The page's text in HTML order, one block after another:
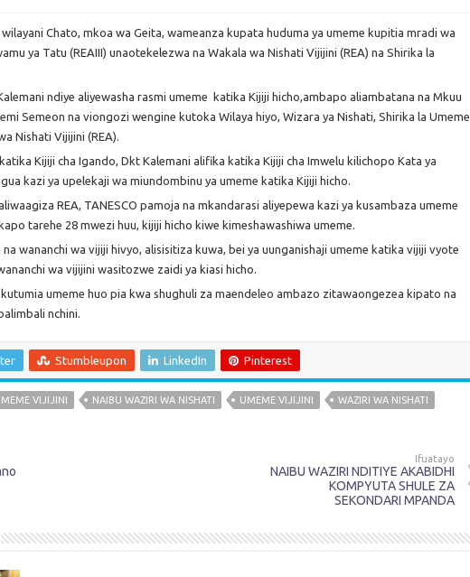
Chato, mkoa wa Geita, wameanza kupata huduma ya umeme kupitia mradi wa
ya Tatu (REAIII) unaotekelezwa na Wakala wa Nishati Vijijini (REA) na Shirika la
ndiye aliyewasha rasmi umeme katika Kijiji hicho,ambapo aliambatana na Mkuu
Semeon na viongozi wengine kutoka Wilaya hiyo, Wizara ya Nishati, Shirika la Umeme
Nishati Vijijini (REA).
Kijiji cha Igando, Dkt Kalemani alifika katika Kijiji cha Imwelu kilichopo Kata ya
kazi ya upelekaji wa miundombinu ya umeme katika Kijiji hicho.
REA, TANESCO pamoja na mkandarasi aliyepewa kazi ya kusambaza umeme
tarehe 28 mwezi huu, kijiji hicho kiwe kimeshawashiwa umeme.
wananchi wa vijiji hivyo, alisisitiza kuwa, bei ya uunganishaji umeme katika vijiji vyote
wa vijijini wasitozwe zaidi ya kiasi hicho.
umeme huo pia kwa shughuli za maendeleo ambazo zitawaongezea kipato na
nchini.
Stumbleupon LinkedIn Pinterest
VIJIJINI NAIBU WAZIRI WA NISHATI UMEME VIJIJINI
WAZIRI WA NISHATI
Ifuatayo
NAIBU WAZIRI NDITIYE AKABIDHI
KOMPYUTA SHULE ZA
SEKONDARI MPANDA